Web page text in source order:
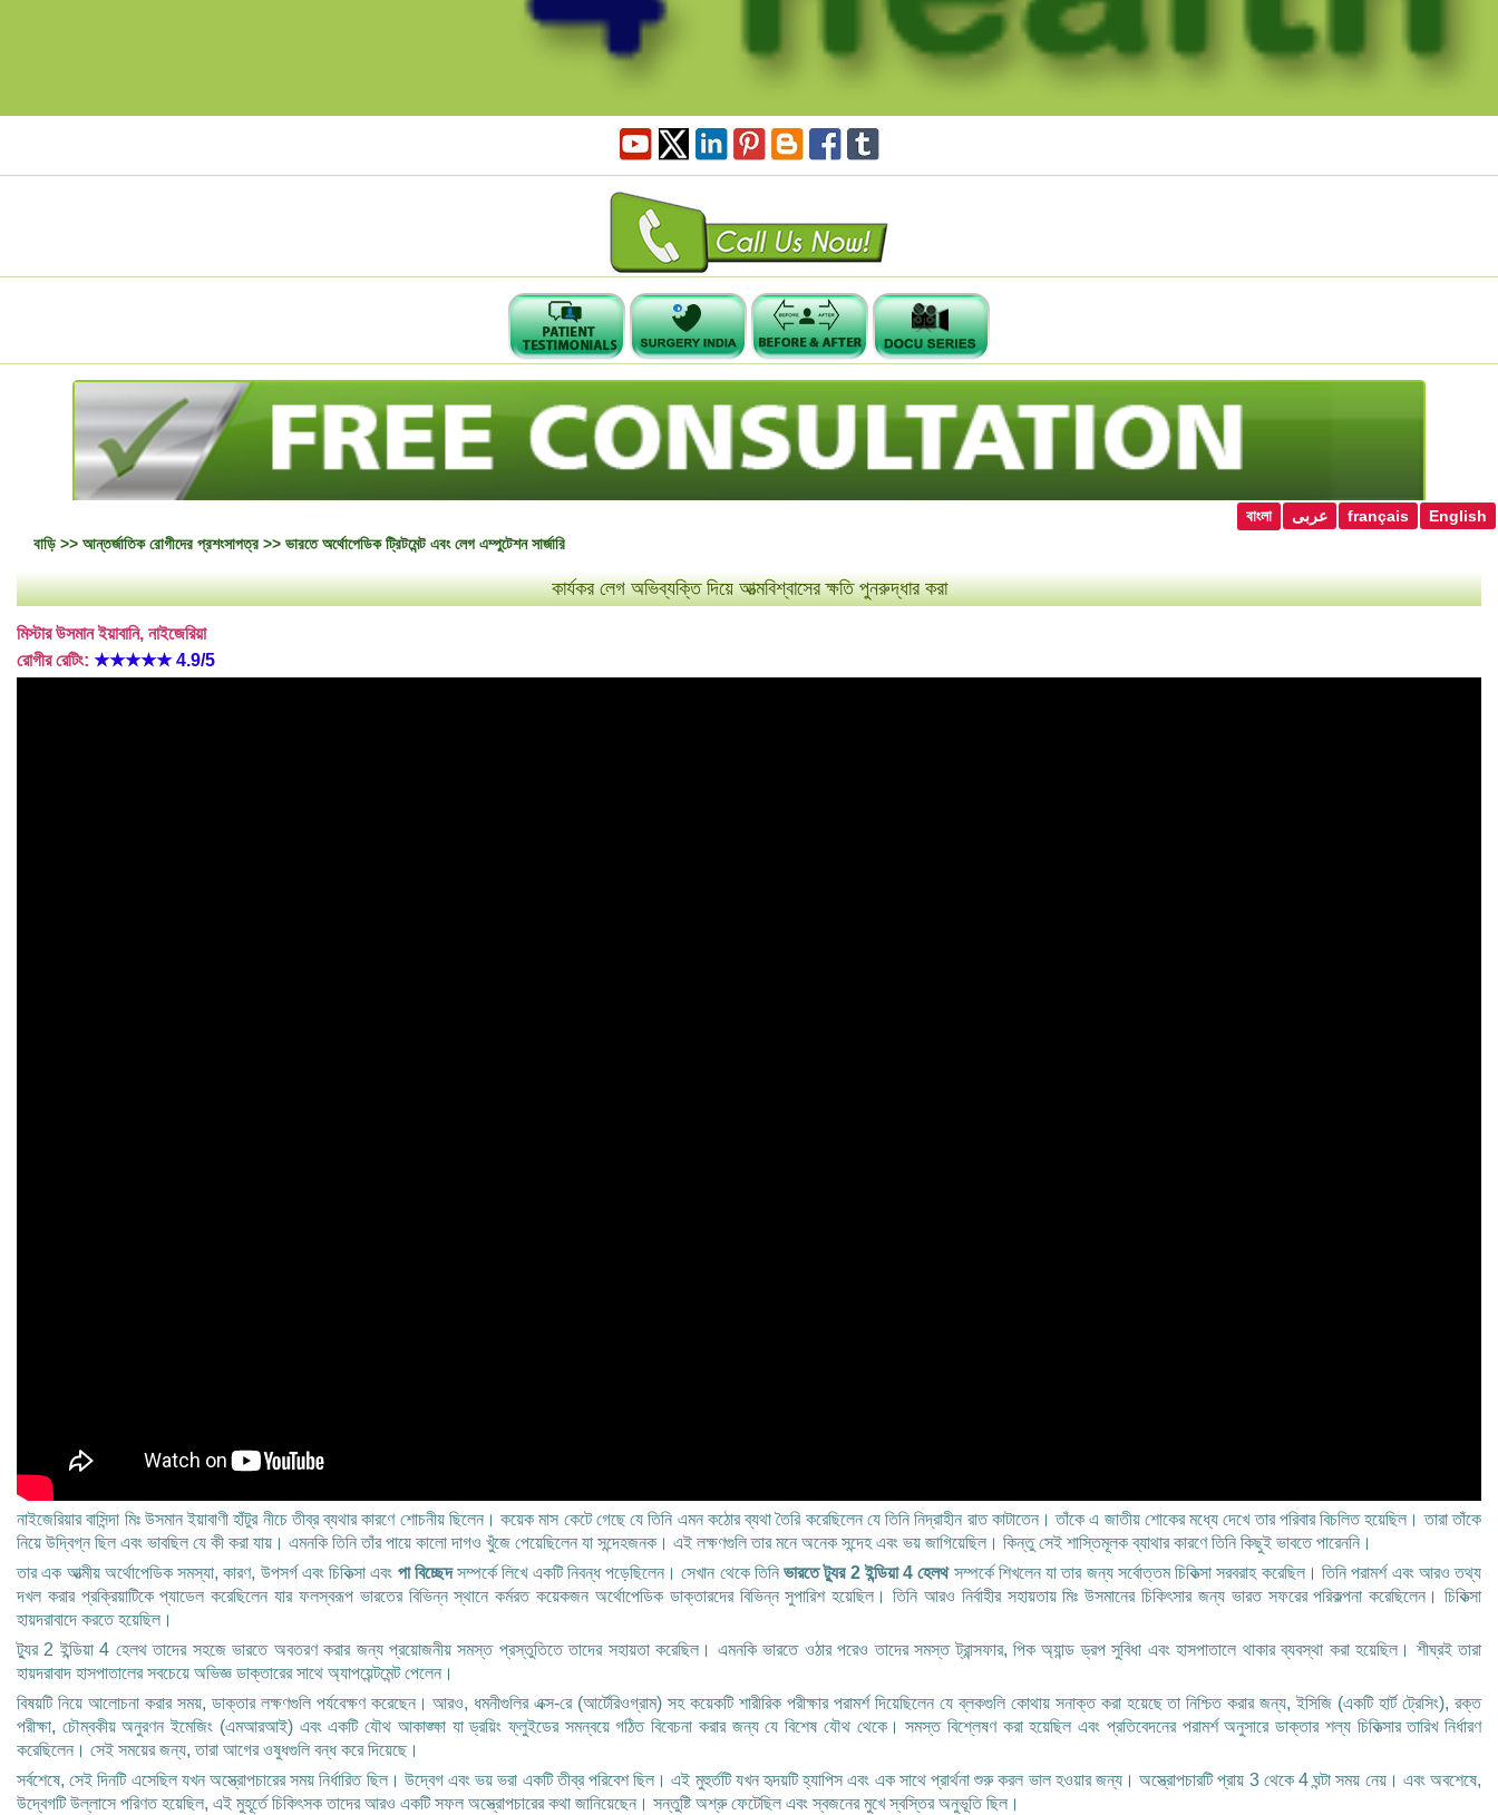
English
français عربى
বাংলা
বাড়ি>> আন্তর্জাতিক রোগীদের প্রশংসাপত্র >> ভারতে অর্থোপেডিক ট্রিটমেন্ট এবং লেগ এম্পুটেশন সার্জারি
কার্যকর লেগ অভিব্যক্তি দিয়ে আত্মবিশ্বাসের ক্ষতি পুনরুদ্ধার করা
মিস্টার উসমান ইয়াবানি, নাইজেরিয়া
রোগীর রেটিং: ★★★★★ 4.9/5
নাইজেরিয়ার বাসিন্দা মিঃ উসমান ইয়াবাণী হাঁটুর নীচে তীব্র ব্যথার কারণে শোচনীয় ছিলেন। কয়েক মাস কেটে গেছে যে তিনি এমন কঠোর ব্যথা তৈরি করেছিলেন যে তিনি নিদ্রাহীন রাত কাটাতেন। তাঁকে এ জাতীয় শোকের মধ্যে দেখে তার পরিবার বিচলিত হয়েছিল। তারা তাঁকে
নিয়ে উদ্বিগ্ন ছিল এবং ভাবছিল যে কী করা যায়। এমনকি তিনি তাঁর পায়ে কালো দাগও খুঁজে পেয়েছিলেন যা সন্দেহজনক। এই লক্ষণগুলি তার মনে অনেক সন্দেহ এবং ভয় জাগিয়েছিল। কিন্তু সেই শাস্তিমূলক ব্যাথার কারণে তিনি কিছুই ভাবতে পারেননি।
তার এক আত্মীয় অর্থোপেডিক সমস্যা, কারণ, উপসর্গ এবং চিকিত্সা এবং পা বিচ্ছেদসম্পর্কে লিখে একটি নিবন্ধ পড়েছিলেন। সেখান থেকে তিনিভারতে ট্যুর 2 ইন্ডিয়া 4 হেলথ সম্পর্কে শিখলেন যা তার জন্য সর্বোত্তম চিকিত্সা সরবরাহ করেছিল। তিনি পরামর্শ এবং আরও তথ্য
দখল করার প্রক্রিয়াটিকে প্যাডেল করেছিলেন যার ফলস্বরূপ ভারতের বিভিন্ন স্থানে কর্মরত কয়েকজন অর্থোপেডিক ডাক্তারদের বিভিন্ন সুপারিশ হয়েছিল। তিনি আরও নির্বাহীর সহায়তায় মিঃ উসমানের চিকিৎসার জন্য ভারত সফরের পরিকল্পনা করেছিলেন। চিকিত্সা
হায়দরাবাদে করতে হয়েছিল।
ট্যুর 2 ইন্ডিয়া 4 হেলথ তাদের সহজে ভারতে অবতরণ করার জন্য প্রয়োজনীয় সমস্ত প্রস্তুতিতে তাদের সহায়তা করেছিল। এমনকি ভারতে ওঠার পরেও তাদের সমস্ত ট্রান্সফার, পিক অ্যান্ড ড্রপ সুবিধা এবং হাসপাতালে থাকার ব্যবস্থা করা হয়েছিল। শীঘ্রই তারা
হায়দরাবাদ হাসপাতালের সবচেয়ে অভিজ্ঞ ডাক্তারের সাথে অ্যাপয়েন্টমেন্ট পেলেন।
বিষয়টি নিয়ে আলোচনা করার সময়, ডাক্তার লক্ষণগুলি পর্যবেক্ষণ করেছেন। আরও, ধমনীগুলির এক্স-রে (আর্টেরিওগ্রাম) সহ কয়েকটি শারীরিক পরীক্ষার পরামর্শ দিয়েছিলেন যে ব্লকগুলি কোথায় সনাক্ত করা হয়েছে তা নিশ্চিত করার জন্য, ইসিজি (একটি হার্ট ট্রেসিং), রক্ত
পরীক্ষা, চৌম্বকীয় অনুরণন ইমেজিং (এমআরআই) এবং একটি যৌথ আকাঙ্ক্ষা যা ড্রয়িং ফ্লুইডের সমন্বয়ে গঠিত বিবেচনা করার জন্য যে বিশেষ যৌথ থেকে। সমস্ত বিশ্লেষণ করা হয়েছিল এবং প্রতিবেদনের পরামর্শ অনুসারে ডাক্তার শল্য চিকিত্সার তারিখ নির্ধারণ
করেছিলেন। সেই সময়ের জন্য, তারা আগের ওষুধগুলি বন্ধ করে দিয়েছে।
সর্বশেষে, সেই দিনটি এসেছিল যখন অস্ত্রোপচারের সময় নির্ধারিত ছিল। উদ্বেগ এবং ভয় ভরা একটি তীব্র পরিবেশ ছিল। এই মুহুর্তটি যখন হৃদয়টি হ্যাপিস এবং এক সাথে প্রার্থনা শুরু করল ভাল হওয়ার জন্য। অস্ত্রোপচারটি প্রায় 3 থেকে 4 ঘন্টা সময় নেয়। এবং অবশেষে,
উদ্বেগটি উল্লাসে পরিণত হয়েছিল, এই মুহূর্তে চিকিৎসক তাদের আরও একটি সফল অস্ত্রোপচারের কথা জানিয়েছেন। সন্তুষ্টি অশ্রু ফেটেছিল এবং স্বজনের মুখে স্বস্তির অনুভূতি ছিল।